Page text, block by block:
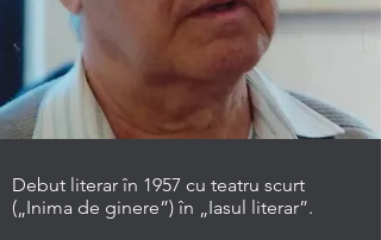
Debut literar în 1957 cu teatru scurt
(„Inima de ginere”) în „Iasul literar”.